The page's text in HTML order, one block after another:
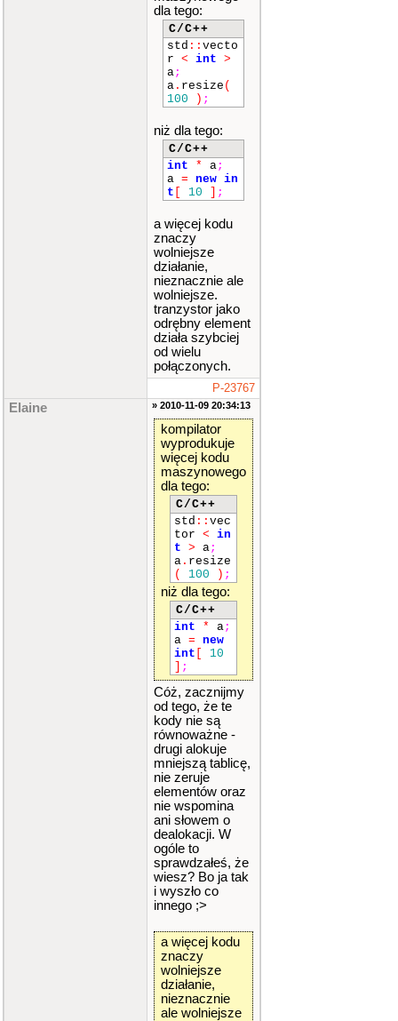
dla tego:
C/C++
std :: vecto
r < int >
a;
a . resize (
100
) ;
niż dla tego:
C/C++
int
* a;
a = new in
t
10 ;
a więcej kodu
znaczy
wolniejsze
działanie,
nieznacznie ale
wolniejsze.
tranzystor jako
odrębny element
działa szybciej
od wielu
połączonych.
P-23767
Elaine » 2010-11-09 20:34:13
kompilator
wyprodukuje
więcej kodu
maszynowego
dla tego:
C/C++
std :: vec
tor < in
t > a;
a . resize
(
100 ) ;
niż dla tego:
C/C++
int
* a;
a = new
int
10
;
Cóż, zacznijmy
od tego, że te
kody nie są
równoważne -
drugi alokuje
mniejszą tablicę,
nie zeruje
elementów oraz
nie wspomina
ani słowem o
dealokacji. W
ogóle to
sprawdzałeś, że
wiesz? Bo ja tak
i wyszło co
innego ;>
a więcej kodu
znaczy
wolniejsze
działanie,
nieznacznie
ale wolniejsze